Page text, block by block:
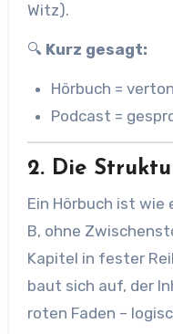
Witz).
🔍 Kurz gesagt:
Hörbuch =
Podcast =
2. Die
Ein Hörbuch ist wie
B, ohne
Kapitel in fester
baut sich auf, der
roten Faden –